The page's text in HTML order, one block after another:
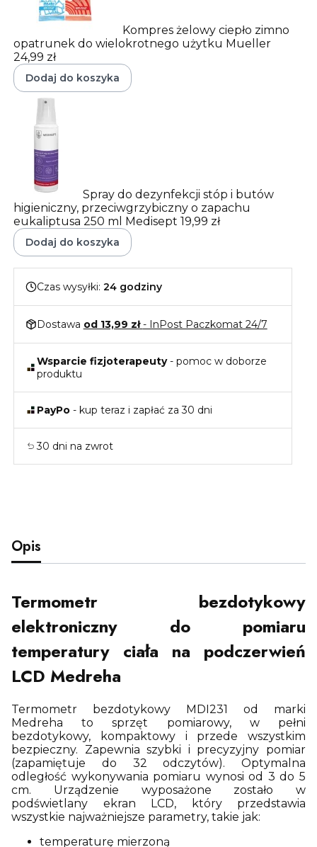
Kompres żelowy ciepło zimno
opatrunek do wielokrotnego użytku Mueller
24,99 zł
Dodaj do koszyka
Spray do dezynfekcji stóp i butów
higieniczny, przeciwgrzybiczny o zapachu
eukaliptusa 250 ml Medisept 19,99 zł
Dodaj do koszyka
Czas wysyłki: 24 godziny
Dostawa od 13,99 zł- InPost Paczkomat 24/7
Wsparcie fizjoterapeuty- pomoc w doborze
produktu
PayPo- kup teraz i zapłać za 30 dni
30 dni na zwrot
Opis
Termometr bezdotykowy
elektroniczny do pomiaru
temperatury ciała na podczerwień
LCD Medreha
Termometr bezdotykowy MDI231 od marki
Medreha to sprzęt pomiarowy, w pełni
bezdotykowy, kompaktowy i przede wszystkim
bezpieczny. Zapewnia szybki i precyzyjny pomiar
(zapamiętuje do 32 odczytów). Optymalna
odległość wykonywania pomiaru wynosi od 3 do 5
cm. Urządzenie wyposażone zostało w
podświetlany ekran LCD, który przedstawia
wszystkie najważniejsze parametry, takie jak:
temperaturę mierzoną